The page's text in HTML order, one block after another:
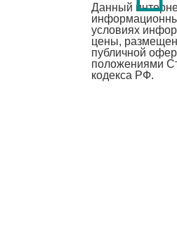
Данный
условиях
цены,
публичной
положениями
кодекса РФ.